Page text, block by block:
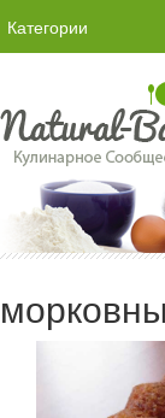
Категории